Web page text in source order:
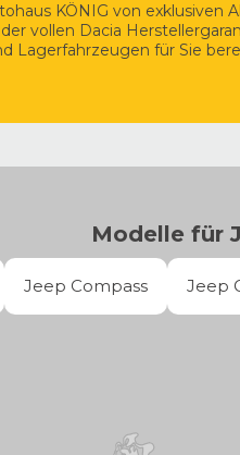
KÖNIG von
vollen Dacia
Lagerfahrzeugen für Sie
Modelle für
Jeep Compass Jeep